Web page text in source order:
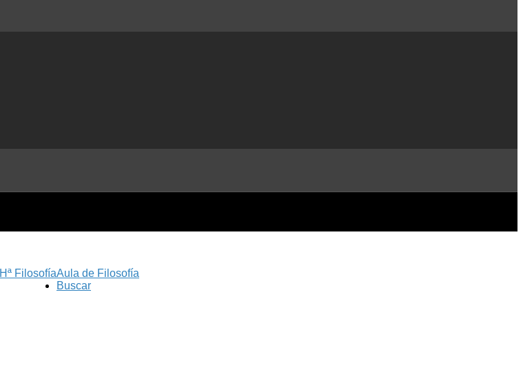
Aula de Filosofía
Hª Filosofía
Buscar